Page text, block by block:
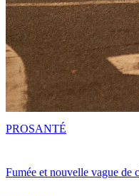
Fumée et nouvelle vague de
PROSANTÉ